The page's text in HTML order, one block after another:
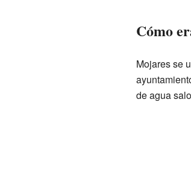
Cómo
Mojares se
de agua